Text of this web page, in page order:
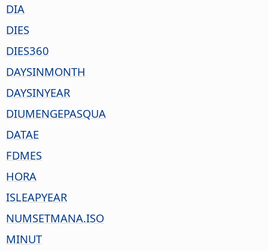
DIA
DIES
DIES360
DAYSINMONTH
DAYSINYEAR
DIUMENGEPASQUA
DATAE
FDMES
HORA
ISLEAPYEAR
NUMSETMANA.ISO
MINUT